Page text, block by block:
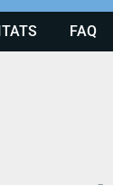
FAQ